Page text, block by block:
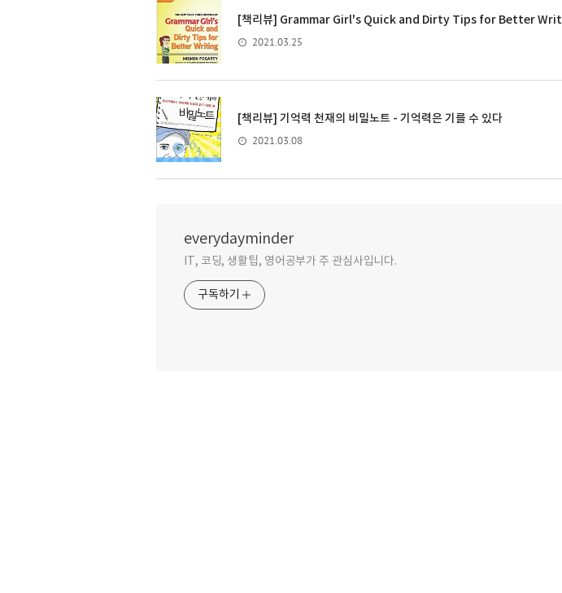
[책리뷰] Grammar Girl's Quick and Dirty Tips for Better
2021.03.25
[책리뷰] 기억력 천재의 비밀노트 - 기억력은 기를 수 있다
2021.03.08
everydayminder
IT, 코딩, 생활팁, 영어공부가 주 관심사입니다.
구독하기